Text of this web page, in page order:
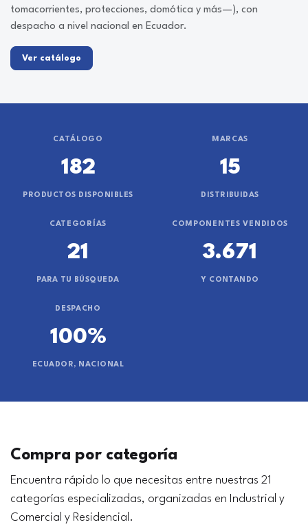
tomacorrientes, protecciones, domótica y más—), con
despacho a nivel nacional en Ecuador.
Ver catálogo
CATÁLOGO
182
PRODUCTOS DISPONIBLES
MARCAS
15
DISTRIBUIDAS
CATEGORÍAS
21
PARA TU BÚSQUEDA
COMPONENTES VENDIDOS
3.671
Y CONTANDO
DESPACHO
100%
ECUADOR, NACIONAL
Compra por categoría
Encuentra rápido lo que necesitas entre nuestras 21
categorías especializadas, organizadas en Industrial y
Comercial y Residencial.